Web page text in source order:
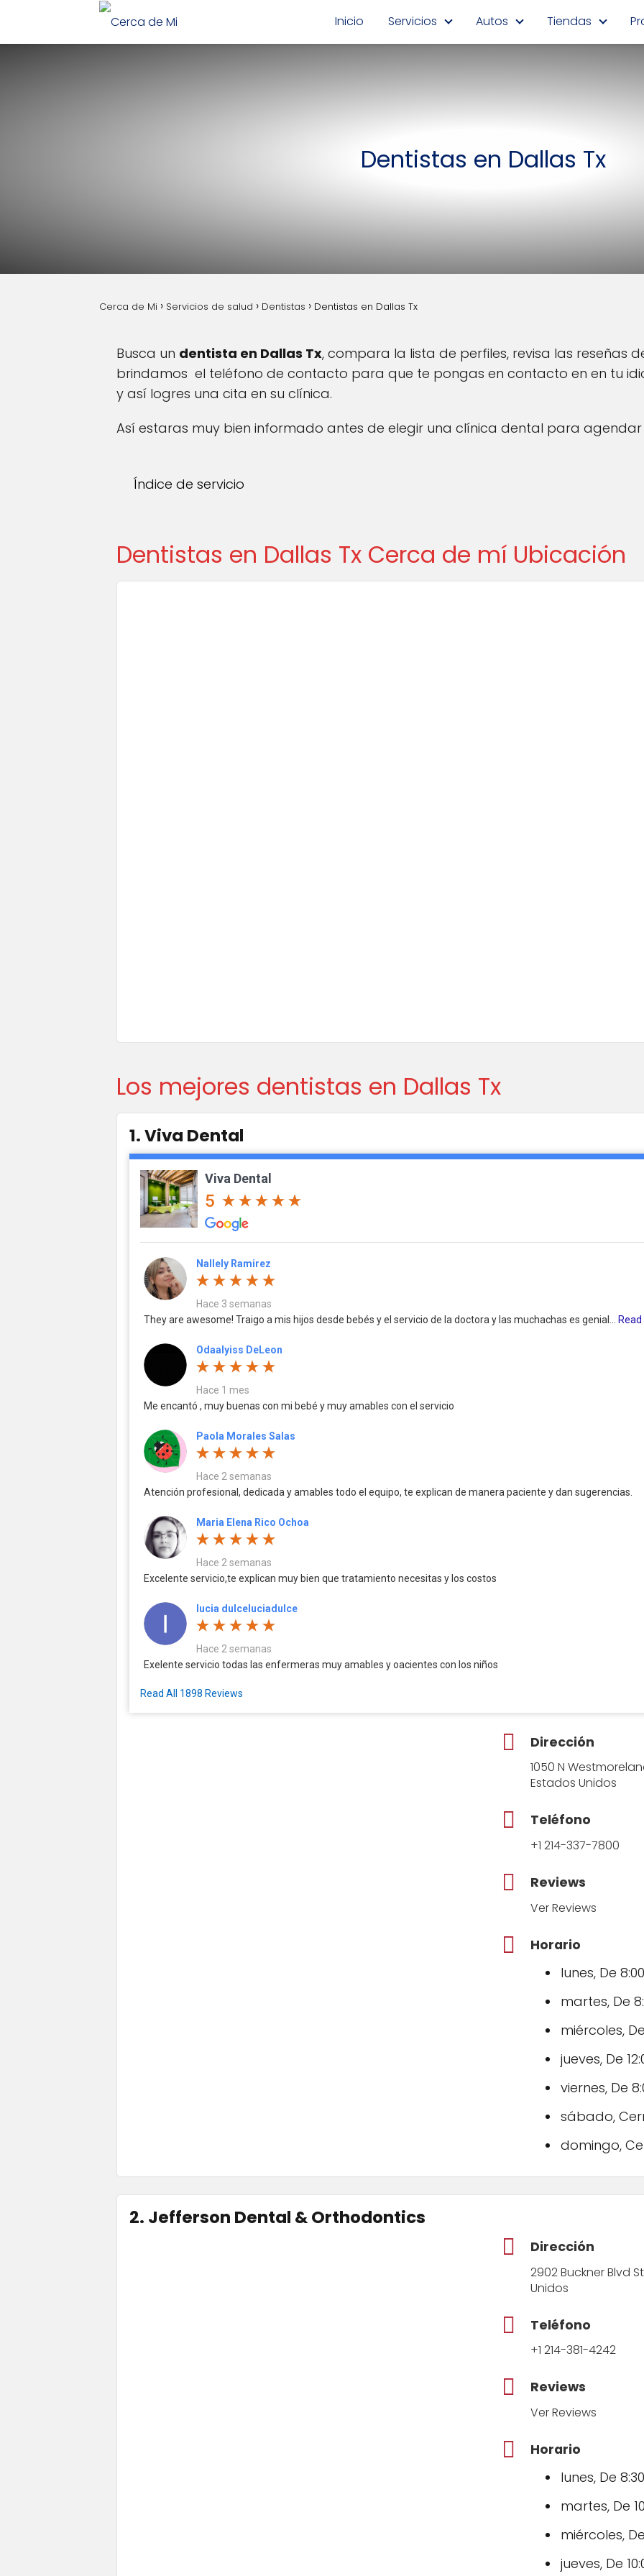
Inicio Servicios Autos Tiendas
Dentistas en Dallas Tx
Cerca de Mi Servicios de salud Dentistas Dentistas en Dallas Tx
Busca un dentista en Dallas Tx, compara la lista de perfiles, revisa las reseñas
brindamos el teléfono de contacto para que te pongas en contacto en en tu
y así logres una cita en su clínica.
Así estaras muy bien informado antes de elegir una clínica dental para
Índice de servicio
Dentistas en Dallas Tx Cerca de mí Ubicación
Los mejores dentistas en Dallas Tx
1. Viva Dental
Viva Dental
5
Nallely Ramirez
Hace 3 semanas
They are awesome! Traigo a mis hijos desde bebés y el servicio de la doctora y las muchachas es genial...
Odaalyiss DeLeon
Hace 1 mes
Me encantó , muy buenas con mi bebé y muy amables con el servicio
Paola Morales Salas
Hace 2 semanas
Atención profesional, dedicada y amables todo el equipo, te explican de manera paciente y dan sugerencias.
Maria Elena Rico Ochoa
Hace 2 semanas
Excelente servicio,te explican muy bien que tratamiento necesitas y los costos
lucia dulceluciadulce
Hace 2 semanas
Exelente servicio todas las enfermeras muy amables y oacientes con los niños
Read All 1898 Reviews
Dirección
1050 N
Estados Unidos
Teléfono
+1 214-337-7800
Reviews
Ver Reviews
Horario
lunes, De
martes, De
miércoles,
jueves, De
viernes, De
sábado,
domingo,
2. Jefferson Dental & Orthodontics
Dirección
2902 Buckner Blvd
Unidos
Teléfono
+1 214-381-4242
Reviews
Ver Reviews
Horario
lunes, De
martes, De
miércoles, De
jueves, De